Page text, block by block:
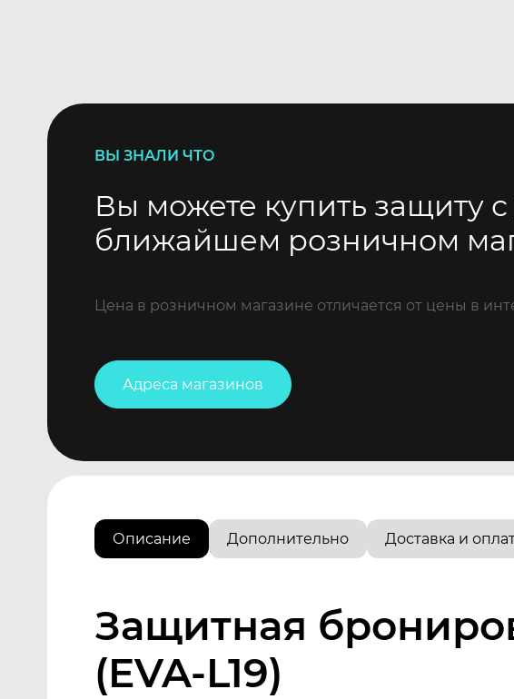
ВЫ ЗНАЛИ ЧТО
Вы можете купить защиту с
ближайшем розничном
Цена в розничном магазине отличается от цены в
Адреса магазинов
Описание Дополнительно Доставка и
Защитная
(EVA-L19)